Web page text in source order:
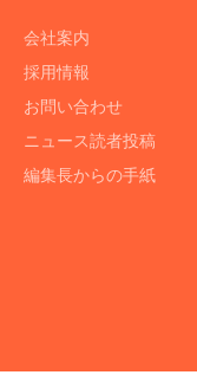
会社案内
採用情報
お問い合わせ
ニュース読者投稿
編集長からの手紙